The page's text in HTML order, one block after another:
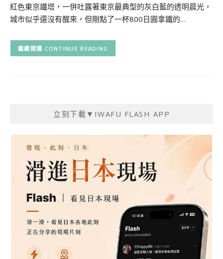
紅色東京鐵塔，一併吐露著東京最典型的灰白藍的透明晨光，
城市似乎還沒有醒來，但剛點了一杯800日圓拿鐵的…
CONTINUE READING
立刻下載▼IWAFU FLASH APP